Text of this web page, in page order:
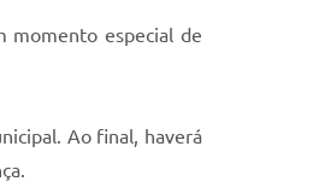
momento especial de
Ao final, haverá